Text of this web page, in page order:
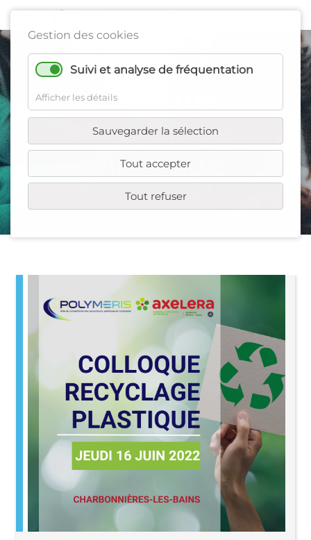
Gestion des cookies
Suivi et analyse de fréquentation
Afficher les détails
Sauvegarder la sélection
Tout accepter
Tout refuser
Colloque
Recyclage
Plastique